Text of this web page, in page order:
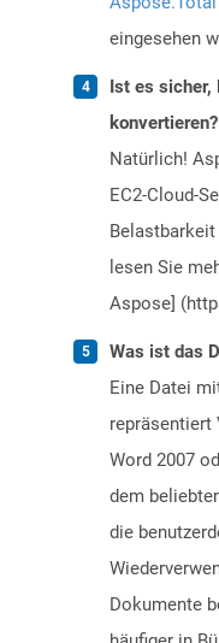
eingesehen
Ist es sicher,
konvertieren?
Natürlich!
EC2-Cloud-
lesen Sie
Aspose]
Was ist das
Eine Datei
Word 2007
dem
die
Dokumente